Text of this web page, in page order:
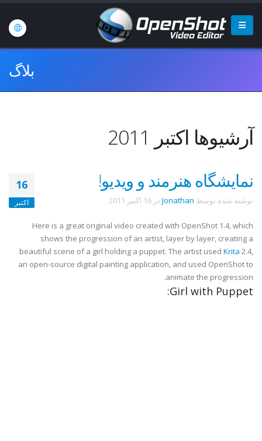
بلاگ
آرشیوها اکتبر 2011
16
اکتبر
نمایشگاه هنرمند و ویدیو!
نوشته شده توسط Jonathan در 16 اکتبر 2011 .
Here is a great original video created with OpenShot 1.4, which
shows the progression of an artist, layer by layer, creating a
beautiful scene of a girl holding a puppet. The artist used Krita 2.4,
an open-source digital painting application, and used OpenShot to
animate the progression.
Girl with Puppet: